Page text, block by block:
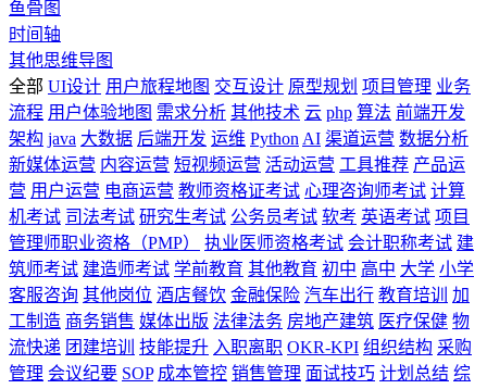
鱼骨图
时间轴
其他思维导图
全部 UI设计 用户旅程地图 交互设计 原型规划 项目管理 业务
流程 用户体验地图 需求分析 其他技术 云 php 算法 前端开发
架构 java 大数据 后端开发 运维 Python AI 渠道运营 数据分析
新媒体运营 内容运营 短视频运营 活动运营 工具推荐 产品运
营 用户运营 电商运营 教师资格证考试 心理咨询师考试 计算
机考试 司法考试 研究生考试 公务员考试 软考 英语考试 项目
管理师职业资格（PMP）
执业医师资格考试 会计职称考试 建
筑师考试 建造师考试 学前教育 其他教育 初中 高中 大学 小学
客服咨询 其他岗位 酒店餐饮 金融保险 汽车出行 教育培训
加
工制造 商务销售 媒体出版 法律法务 房地产建筑 医疗保健 物
流快递 团建培训 技能提升 入职离职 OKR-KPI 组织结构 采购
管理 会议纪要 SOP 成本管控 销售管理 面试技巧 计划总结 综